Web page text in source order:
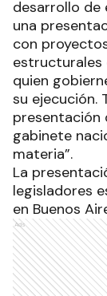
desarrollo de
una
con
estructurales
quien
su ejecución.
presentación
gabinete
materia”.
La
legisladores
en Buenos
Ads